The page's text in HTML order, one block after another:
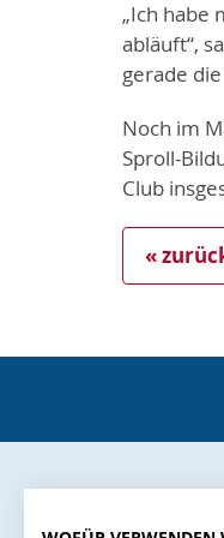
„Ich habe
abläuft“,
gerade
Noch im
Sproll-
Club
«